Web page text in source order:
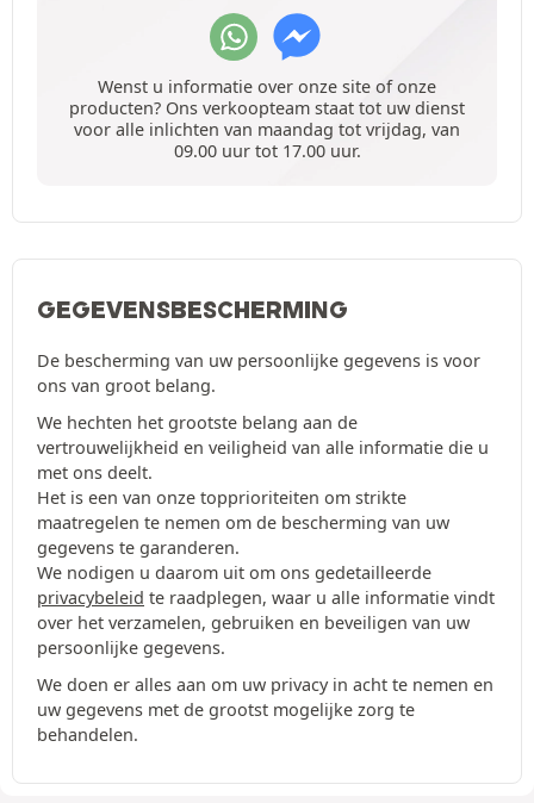
Wenst u informatie over onze site of onze
producten? Ons verkoopteam staat tot uw dienst
voor alle inlichten van maandag tot vrijdag, van
09.00 uur tot 17.00 uur.
GEGEVENSBESCHERMING
De bescherming van uw persoonlijke gegevens is voor
ons van groot belang.
We hechten het grootste belang aan de
vertrouwelijkheid en veiligheid van alle informatie die u
met ons deelt.
Het is een van onze topprioriteiten om strikte
maatregelen te nemen om de bescherming van uw
gegevens te garanderen.
We nodigen u daarom uit om ons gedetailleerde
privacybeleid te raadplegen, waar u alle informatie vindt
over het verzamelen, gebruiken en beveiligen van uw
persoonlijke gegevens.
We doen er alles aan om uw privacy in acht te nemen en
uw gegevens met de grootst mogelijke zorg te
behandelen.